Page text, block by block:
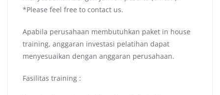
*Please feel free to contact us.
Apabila perusahaan membutuhkan paket in house
training, anggaran investasi pelatihan dapat
menyesuaikan dengan anggaran perusahaan.
Fasilitas training :